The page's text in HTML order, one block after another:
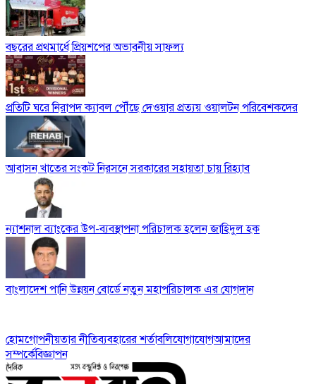
বছরের প্রথমার্ধে প্রিয়শপের অভাবনীয় সাফল্য
প্রতিটি ঘরে নিরাপদ ক্যাবল পৌঁছে দেওয়ার প্রত্যয় ওয়ালটন পরিবেশকদের
আবাসন খাতের সংকট নিরসনে সরকারের সহায়তা চায় রিহ্যাব
ন্যাশনাল ব্যাংকের উপ-ব্যবস্থাপনা পরিচালক হলেন জাহিদুল হক
বাংলাদেশ পানি উন্নয়ন বোর্ডে নতুন মহাপরিচালক এর যোগদান
হোমগোপনীয়তার নীতিব্যবহারের শর্তাবলিযোগাযোগআমাদের
সম্পর্কেবিজ্ঞাপন